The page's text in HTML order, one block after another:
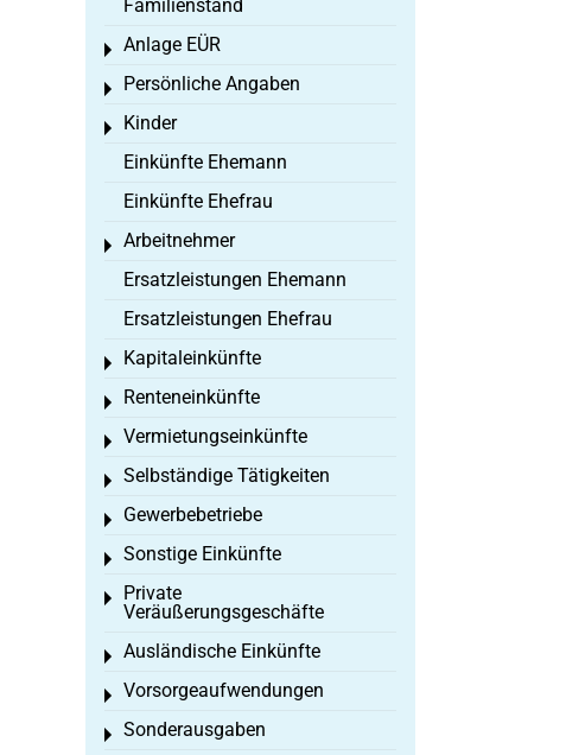
Familienstand
Anlage EÜR
Toggle menu
Persönliche Angaben
Toggle menu
Kinder
Toggle menu
Einkünfte Ehemann
Einkünfte Ehefrau
Arbeitnehmer
Toggle menu
Ersatzleistungen Ehemann
Ersatzleistungen Ehefrau
Kapitaleinkünfte
Toggle menu
Renteneinkünfte
Toggle menu
Vermietungseinkünfte
Toggle menu
Selbständige Tätigkeiten
Toggle menu
Gewerbebetriebe
Toggle menu
Sonstige Einkünfte
Toggle menu
Private
Veräußerungsgeschäfte
Toggle menu
Ausländische Einkünfte
Toggle menu
Vorsorgeaufwendungen
Toggle menu
Sonderausgaben
Toggle menu